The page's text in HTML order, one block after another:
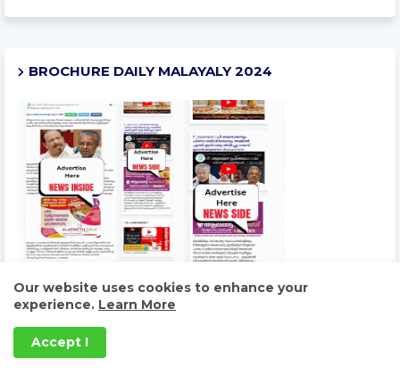
BROCHURE DAILY MALAYALY 2024
Our website uses cookies to enhance your
experience. Learn More
Accept !